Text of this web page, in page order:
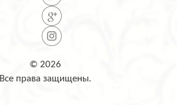
© 2026
Все права защищены.